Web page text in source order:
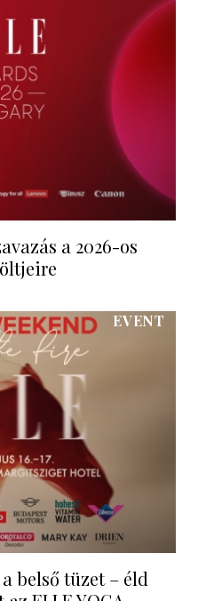
a 2026-os
EVENT
belső tüzet – éld